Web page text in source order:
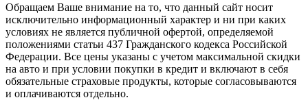
Обращаем Ваше внимание на то, что данный сайт носит
исключительно информационный характер и ни при каких
условиях не является публичной офертой, определяемой
положениями статьи 437 Гражданского кодекса Российской
Федерации. Все цены указаны с учетом максимальной скидки
на авто и при условии покупки в кредит и включают в себя
обязательные страховые продукты, которые согласовываются
и оплачиваются отдельно.